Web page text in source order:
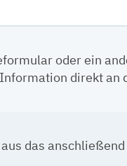
oder ein
direkt an
das